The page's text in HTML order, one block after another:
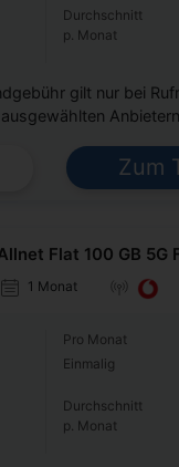
Durchschnitt
p. Monat
gilt nur bei
Zum
Flat 100 GB 5G
1 Monat
Pro Monat
Einmalig
Durchschnitt
p. Monat